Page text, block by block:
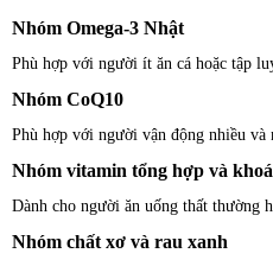
Nhóm Omega-3 Nhật
Phù hợp với người ít ăn cá hoặc tập
Nhóm CoQ10
Phù hợp với người vận động nhiều và
Nhóm vitamin tổng hợp và
Dành cho người ăn uống thất thường
Nhóm chất xơ và rau xanh